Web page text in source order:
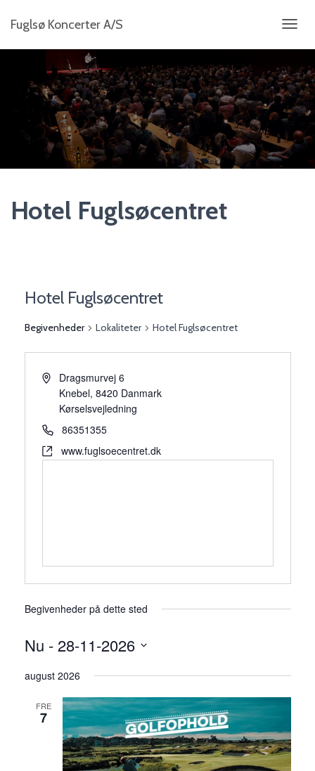
Fuglsø Koncerter A/S
K
F
T
A
I
G
A
Hotel Fuglsøcentret
Hotel Fuglsøcentret
Begivenheder Lokaliteter Hotel Fuglsøcentret
Dragsmurvej 6
Knebel, 8420 Danmark
Kørselsvejledning
86351355
www.fuglsoecentret.dk
Begivenheder på dette sted
Nu - 28-11-2026
æ
august 2026
FRE
7